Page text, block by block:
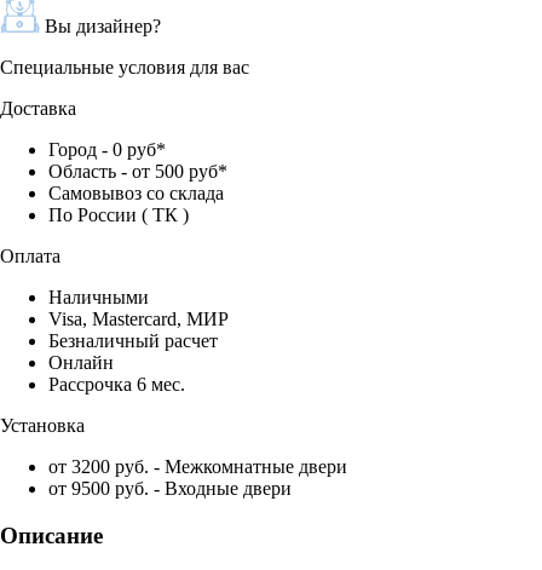
Вы дизайнер?
Специальные условия для вас
Доставка
Город - 0 руб*
Область - от 500 руб*
Самовывоз со склада
По России ( ТК )
Оплата
Наличными
Visa, Mastercard, МИР
Безналичный расчет
Онлайн
Рассрочка 6 мес.
Установка
от 3200 руб. - Межкомнатные двери
от 9500 руб. - Входные двери
Описание